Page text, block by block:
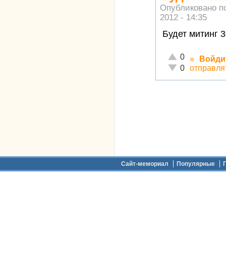
Опубликовано
2012 - 14:35
Будет митинг
Отлично!
0
Неадекватно!
0
»
Сайт-мемориал Популярные